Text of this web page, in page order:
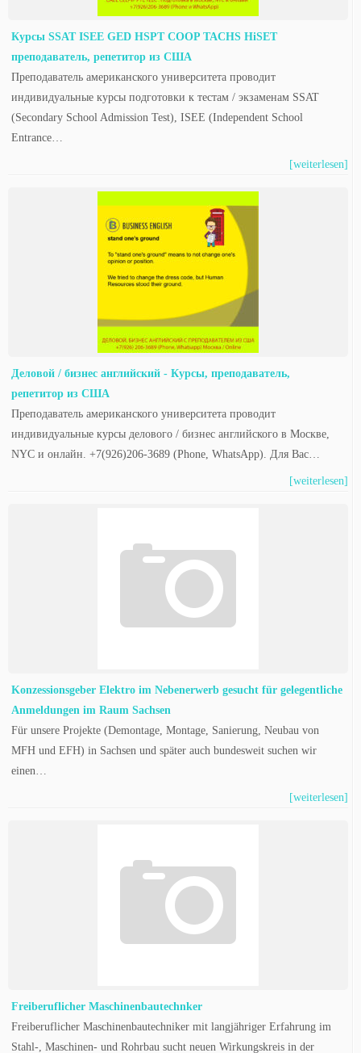
Курсы SSAT ISEE GED HSPT COOP TACHS HiSET
преподаватель, репетитор из США
Преподаватель американского университета проводит
индивидуальные курсы подготовки к тестам / экзаменам SSAT
(Secondary School Admission Test), ISEE (Independent School
Entrance…
[weiterlesen]
Деловой / бизнес английский - Курсы, преподаватель,
репетитор из США
Преподаватель американского университета проводит
индивидуальные курсы делового / бизнес английского в Москве,
NYC и онлайн. +7(926)206-3689 (Phone, WhatsApp). Для Вас…
[weiterlesen]
Konzessionsgeber Elektro im Nebenerwerb gesucht für gelegentliche
Anmeldungen im Raum Sachsen
Für unsere Projekte (Demontage, Montage, Sanierung, Neubau von
MFH und EFH) in Sachsen und später auch bundesweit suchen wir
einen…
[weiterlesen]
Freiberuflicher Maschinenbautechnker
Freiberuflicher Maschinenbautechniker mit langjähriger Erfahrung im
Stahl-, Maschinen- und Rohrbau sucht neuen Wirkungskreis in der